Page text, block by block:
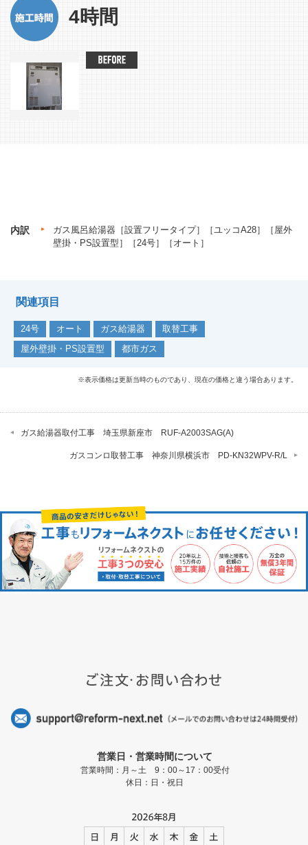
4時間
内訳
ガス風呂給湯器［設置フリータイプ］［ユッコA28］［屋外
壁掛・PS設置型］［24号］［オート］
関連項目
24号 オート ガス給湯器
取替工事
屋外壁掛・PS設置型
都市ガス
※表示価格は更新当時のものであり、現在の価格と違う場合あります。
ガス給湯器取付工事 埼玉県新座市 RUF-A2003SAG(A)
ガスコンロ取替工事 神奈川県横浜市 PD-KN32WPV-R/L
営業日・営業時間について
営業時間：月～土 9：00～17：00受付
休日：日・祝日